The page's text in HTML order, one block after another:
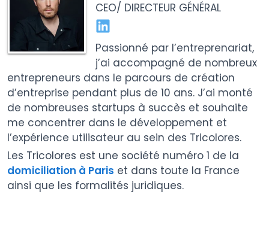
CEO/ DIRECTEUR GÉNÉRAL
Passionné par l’entreprenariat,
j’ai accompagné de nombreux
entrepreneurs dans le parcours de création
d’entreprise pendant plus de 10 ans. J’ai monté
de nombreuses startups à succès et souhaite
me concentrer dans le développement et
l’expérience utilisateur au sein des Tricolores.
Les Tricolores est une société numéro 1 de la
domiciliation à Paris et dans toute la France
ainsi que les formalités juridiques.